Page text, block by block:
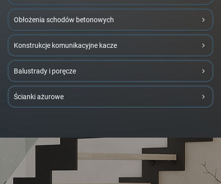
Obłożenia schodów betonowych
Konstrukcje komunikacyjne kacze
Balustrady i poręcze
Ścianki ażurowe